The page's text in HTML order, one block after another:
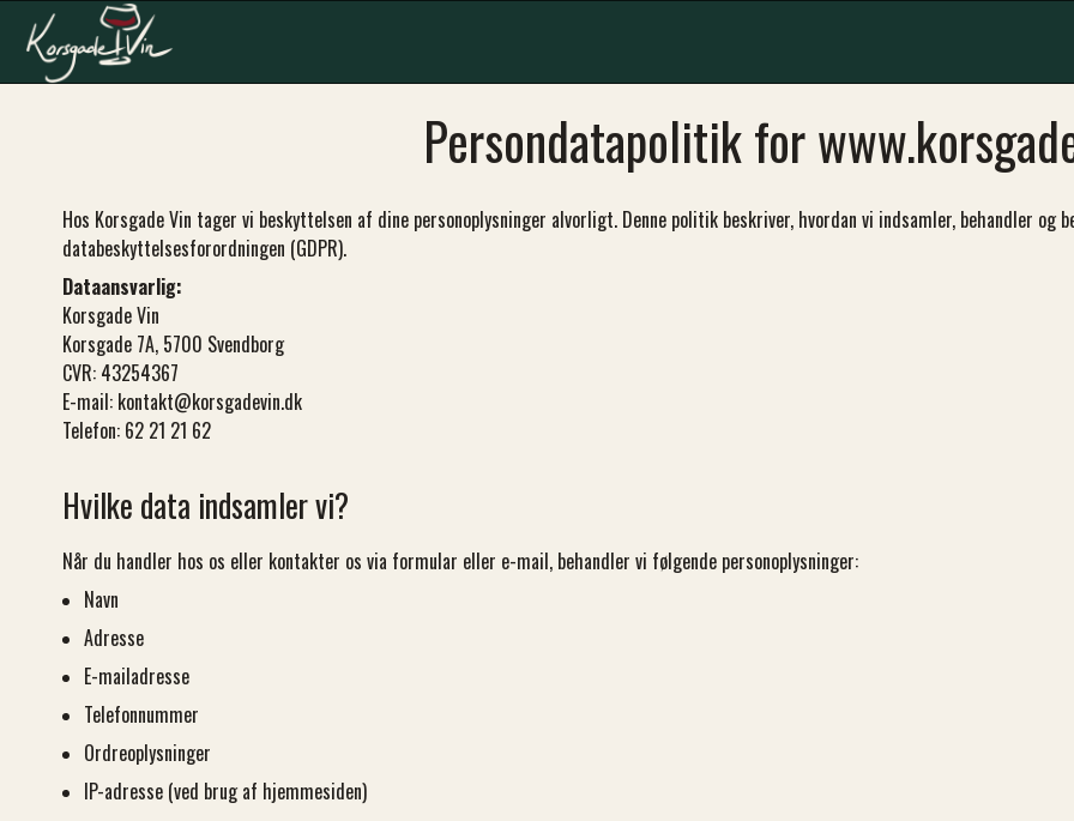
Persondatapolitik for
Hos Korsgade Vin tager vi beskyttelsen af dine personoplysninger alvorligt. Denne politik beskriver, hvordan vi indsamler, behandler og
databeskyttelsesforordningen (GDPR).
Dataansvarlig:
Korsgade Vin
Korsgade 7A, 5700 Svendborg
CVR: 43254367
E-mail: kontakt@korsgadevin.dk
Telefon: 62 21 21 62
Hvilke data indsamler vi?
Når du handler hos os eller kontakter os via formular eller e-mail, behandler vi følgende personoplysninger:
Navn
Adresse
E-mailadresse
Telefonnummer
Ordreoplysninger
IP-adresse (ved brug af hjemmesiden)